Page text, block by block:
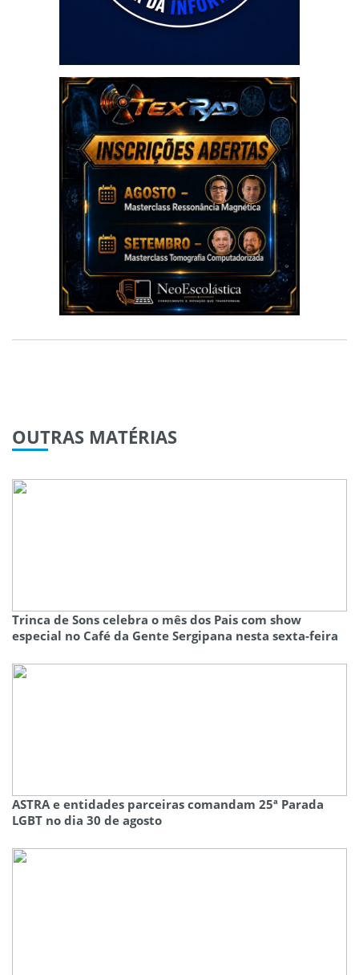
OUTRAS MATÉRIAS
Trinca de Sons celebra o mês dos Pais com show
especial no Café da Gente Sergipana nesta sexta-feira
ASTRA e entidades parceiras comandam 25ª Parada
LGBT no dia 30 de agosto